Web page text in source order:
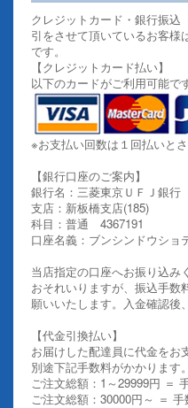
クレジットカード・銀行振込
引をさせて頂いているお客様
です。
【クレジットカード払い】
以下のカードがご利用可能です
※お支払い回数は１回払いとさ
【銀行口座のご案内】
銀行名：三菱東京ＵＦＪ銀行
支店：新板橋支店(185)
科目：普通 4367191
口座名義：ブンシンドウショ
当店指定の口座へお振り込み
おそれいりますが、振込手数
願いいたします。入金確認後
【代金引換払い】
お届けした配達員に代金をお
別途下記手数料がかかります。
ご注文総額：1～29999円 ＝
ご注文総額：30000円～ ＝ 手